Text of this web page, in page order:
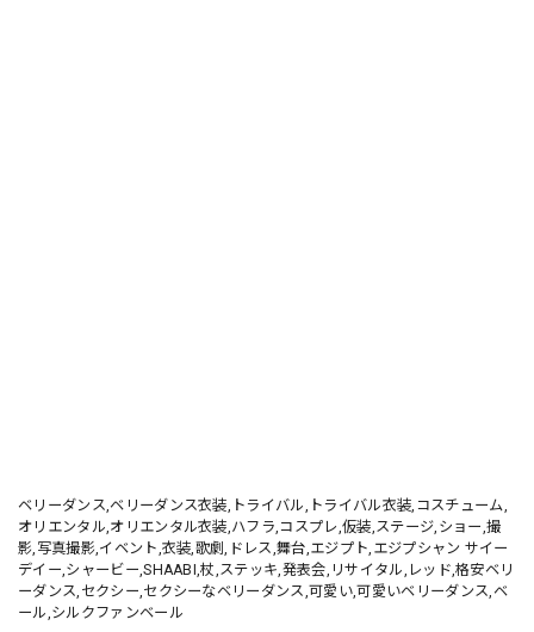
ベリーダンス,ベリーダンス衣装,トライバル,トライバル衣装,コスチューム,
オリエンタル,オリエンタル衣装,ハフラ,コスプレ,仮装,ステージ,ショー,撮
影,写真撮影,イベント,衣装,歌劇,ドレス,舞台,エジプト,エジプシャン サイー
デイー,シャービー,SHAABI,杖,ステッキ,発表会,リサイタル,レッド,格安ベリ
ーダンス,セクシー,セクシーなベリーダンス,可愛い,可愛いベリーダンス,ベ
ール,シルクファンベール